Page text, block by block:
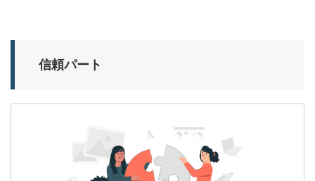
信頼パート